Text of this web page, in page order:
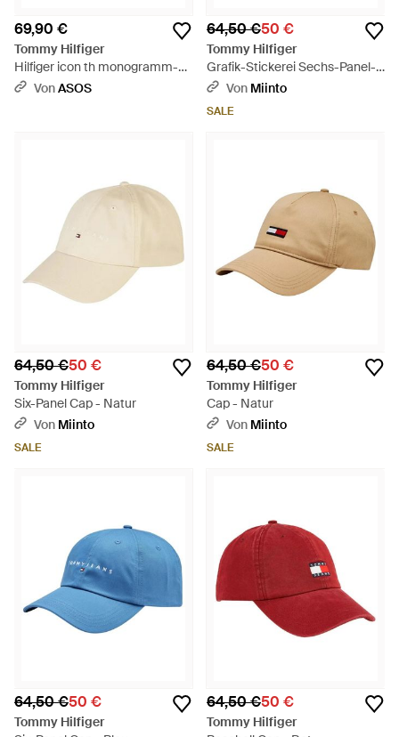
69,90 €
Tommy Hilfiger
Hilfiger icon th monogramm-
print kulturbeutel - Braun
VonASOS
64,50 €50 €
Tommy Hilfiger
Grafik-Stickerei Sechs-Panel-
Baseballkappe - Weiß
Von Miinto
SALE
64,50 €50 €
Tommy Hilfiger
Six-Panel Cap - Natur
Von Miinto
SALE
64,50 €50 €
Tommy Hilfiger
Cap - Natur
Von Miinto
SALE
64,50 €50 €
Tommy Hilfiger
64,50 €50 €
Tommy Hilfiger